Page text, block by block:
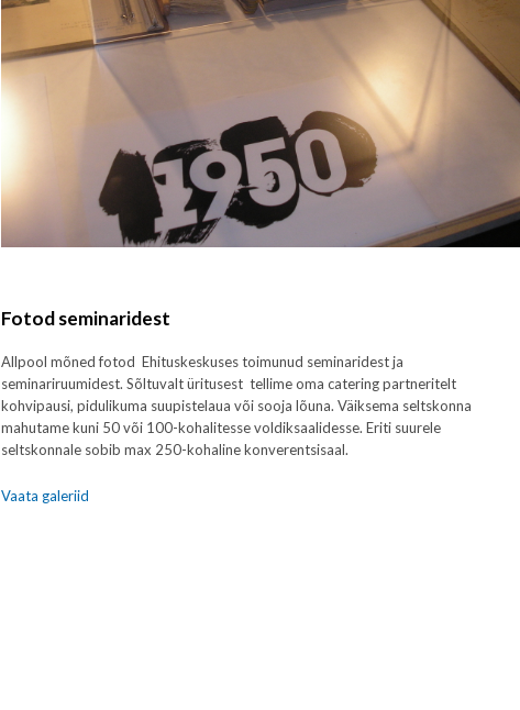
Fotod seminaridest
Allpool mõned fotod Ehituskeskuses toimunud seminaridest ja
seminariruumidest. Sõltuvalt üritusest tellime oma catering partneritelt
kohvipausi, pidulikuma suupistelaua või sooja lõuna. Väiksema seltskonna
mahutame kuni 50 või 100-kohalitesse voldiksaalidesse. Eriti suurele
seltskonnale sobib max 250-kohaline konverentsisaal.
Vaata galeriid